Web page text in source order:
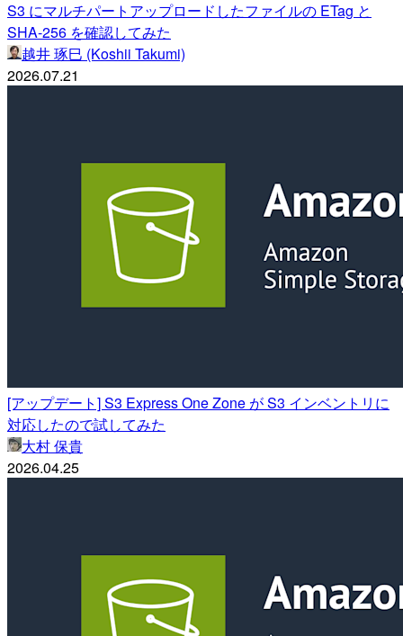
S3 にマルチパートアップロードしたファイルの ETag と
SHA-256 を確認してみた
越井 琢巳 (Koshii Takumi)
2026.07.21
[アップデート] S3 Express One Zone が S3 インベントリに
対応したので試してみた
大村 保貴
2026.04.25